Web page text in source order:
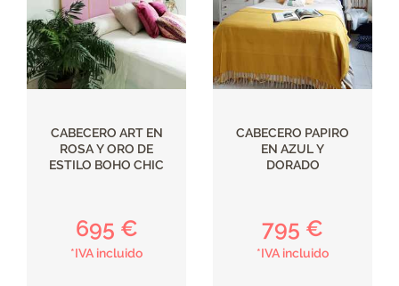
CABECERO ART EN
ROSA Y ORO DE
ESTILO BOHO CHIC
695 €
*IVA incluido
CABECERO PAPIRO
EN AZUL Y
DORADO
795 €
*IVA incluido